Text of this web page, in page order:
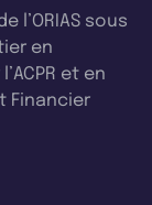
l’ORIAS sous
en
et en
Financier